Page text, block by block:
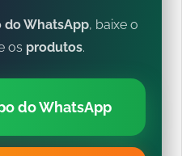
WhatsApp, baixe o
os produtos.
do WhatsApp